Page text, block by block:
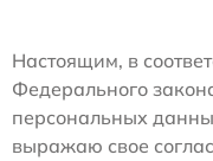
Настоящим, в
Федерального
персональных
выражаю свое